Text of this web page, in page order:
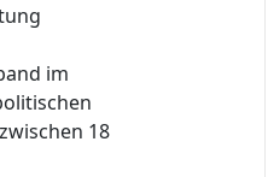
im
18